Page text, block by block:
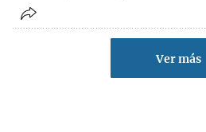
Ver más